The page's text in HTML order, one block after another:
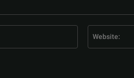
Mail:*